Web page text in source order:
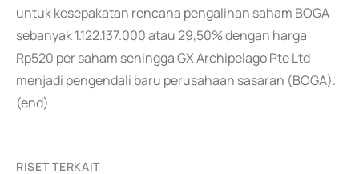
untuk kesepakatan rencana pengalihan saham BOGA
sebanyak 1.122.137.000 atau 29,50% dengan harga
Rp520 per saham sehingga GX Archipelago Pte Ltd
menjadi pengendali baru perusahaan sasaran (BOGA).
(end)
RISET TERKAIT